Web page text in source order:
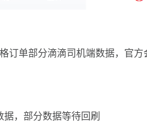
单部分滴滴司机端数据，官方
，部分数据等待回刷